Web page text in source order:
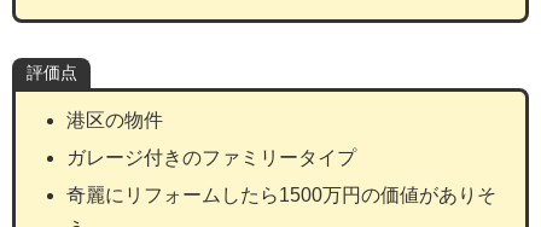
評価点
港区の物件
ガレージ付きのファミリータイプ
奇麗にリフォームしたら1500万円の価値がありそ